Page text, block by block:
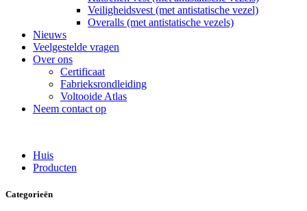
Veiligheidsvest (met antistatische vezel)
Overalls (met antistatische vezels)
Nieuws
Veelgestelde vragen
Over ons
Certificaat
Fabrieksrondleiding
Voltooide Atlas
Neem contact op
Huis
Producten
Categorieën